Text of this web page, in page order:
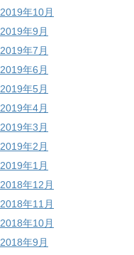
2019年10月
2019年9月
2019年7月
2019年6月
2019年5月
2019年4月
2019年3月
2019年2月
2019年1月
2018年12月
2018年11月
2018年10月
2018年9月